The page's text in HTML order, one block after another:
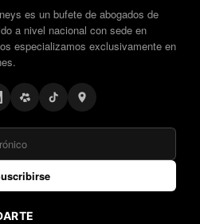
es un bufete de abogados de
a nivel nacional con sede en
especializamos exclusivamente en